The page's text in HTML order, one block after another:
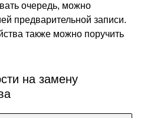
очередь, можно
предварительной записи.
также можно поручить
на замену